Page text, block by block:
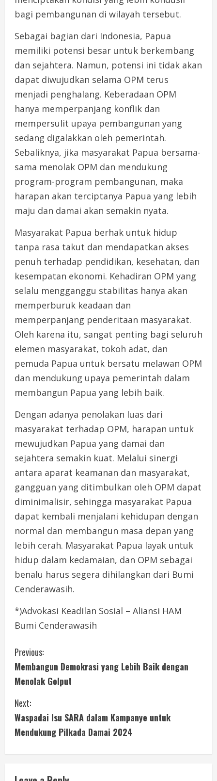
bagi pembangunan di wilayah tersebut.
Sebagai bagian dari Indonesia, Papua
memiliki potensi besar untuk berkembang
dan sejahtera. Namun, potensi ini tidak akan
dapat diwujudkan selama OPM terus
menjadi penghalang. Keberadaan OPM
hanya memperpanjang konflik dan
mempersulit upaya pembangunan yang
sedang digalakkan oleh pemerintah.
Sebaliknya, jika masyarakat Papua bersama-
sama menolak OPM dan mendukung
program-program pembangunan, maka
harapan akan terciptanya Papua yang lebih
maju dan damai akan semakin nyata.
Masyarakat Papua berhak untuk hidup
tanpa rasa takut dan mendapatkan akses
penuh terhadap pendidikan, kesehatan, dan
kesempatan ekonomi. Kehadiran OPM yang
selalu mengganggu stabilitas hanya akan
memperburuk keadaan dan
memperpanjang penderitaan masyarakat.
Oleh karena itu, sangat penting bagi seluruh
elemen masyarakat, tokoh adat, dan
pemuda Papua untuk bersatu melawan OPM
dan mendukung upaya pemerintah dalam
membangun Papua yang lebih baik.
Dengan adanya penolakan luas dari
masyarakat terhadap OPM, harapan untuk
mewujudkan Papua yang damai dan
sejahtera semakin kuat. Melalui sinergi
antara aparat keamanan dan masyarakat,
gangguan yang ditimbulkan oleh OPM dapat
diminimalisir, sehingga masyarakat Papua
dapat kembali menjalani kehidupan dengan
normal dan membangun masa depan yang
lebih cerah. Masyarakat Papua layak untuk
hidup dalam kedamaian, dan OPM sebagai
benalu harus segera dihilangkan dari Bumi
Cenderawasih.
*)Advokasi Keadilan Sosial – Aliansi HAM
Bumi Cenderawasih
C
o
n
t
i
n
u
Previous:
Membangun Demokrasi yang Lebih Baik dengan
Menolak Golput
Next:
Waspadai Isu SARA dalam Kampanye untuk
Mendukung Pilkada Damai 2024